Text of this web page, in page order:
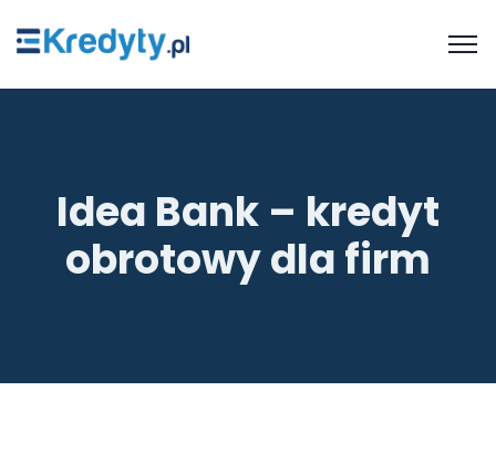
Idea Bank – kredyt
obrotowy dla firm